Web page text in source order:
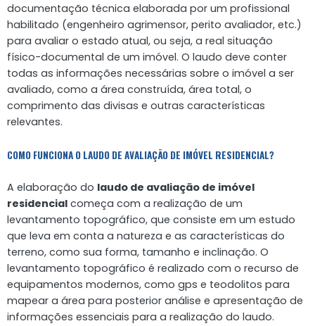
documentação técnica elaborada por um profissional
habilitado (engenheiro agrimensor, perito avaliador, etc.)
para avaliar o estado atual, ou seja, a real situação
físico-documental de um imóvel. O laudo deve conter
todas as informações necessárias sobre o imóvel a ser
avaliado, como a área construída, área total, o
comprimento das divisas e outras características
relevantes.
COMO FUNCIONA O LAUDO DE AVALIAÇÃO DE IMÓVEL RESIDENCIAL?
A elaboração do laudo de avaliação de imóvel
residencial começa com a realização de um
levantamento topográfico, que consiste em um estudo
que leva em conta a natureza e as características do
terreno, como sua forma, tamanho e inclinação. O
levantamento topográfico é realizado com o recurso de
equipamentos modernos, como gps e teodolitos para
mapear a área para posterior análise e apresentação de
informações essenciais para a realização do laudo.